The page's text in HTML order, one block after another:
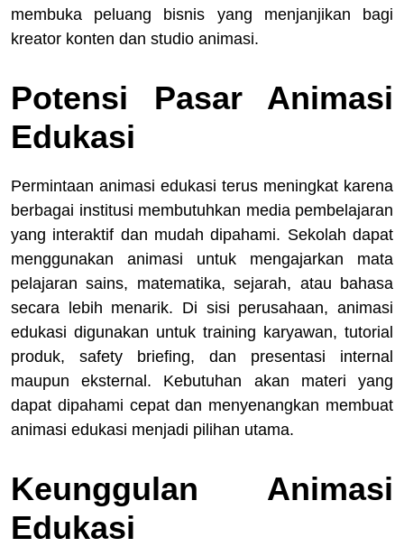
membuka peluang bisnis yang menjanjikan bagi
kreator konten dan studio animasi.
Potensi Pasar Animasi
Edukasi
Permintaan animasi edukasi terus meningkat karena
berbagai institusi membutuhkan media pembelajaran
yang interaktif dan mudah dipahami. Sekolah dapat
menggunakan animasi untuk mengajarkan mata
pelajaran sains, matematika, sejarah, atau bahasa
secara lebih menarik. Di sisi perusahaan, animasi
edukasi digunakan untuk training karyawan, tutorial
produk, safety briefing, dan presentasi internal
maupun eksternal. Kebutuhan akan materi yang
dapat dipahami cepat dan menyenangkan membuat
animasi edukasi menjadi pilihan utama.
Keunggulan Animasi
Edukasi